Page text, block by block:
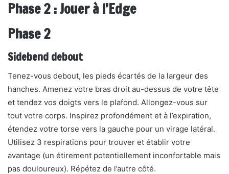
Phase 2 : Jouer à l’Edge
Phase 2
Sidebend debout
Tenez-vous debout, les pieds écartés de la largeur des
hanches. Amenez votre bras droit au-dessus de votre tête
et tendez vos doigts vers le plafond. Allongez-vous sur
tout votre corps. Inspirez profondément et à l’expiration,
étendez votre torse vers la gauche pour un virage latéral.
Utilisez 3 respirations pour trouver et établir votre
avantage (un étirement potentiellement inconfortable mais
pas douloureux). Répétez de l’autre côté.